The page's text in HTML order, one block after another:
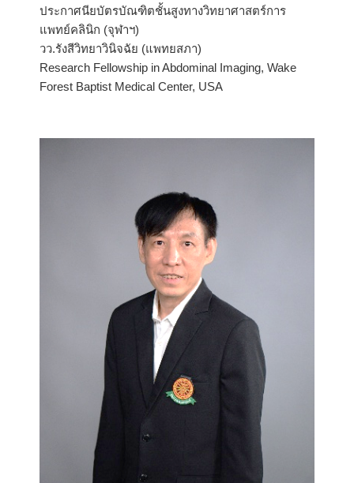
ประกาศนียบัตรบัณฑิตชั้นสูงทางวิทยาศาสตร์การ
แพทย์คลินิก (จุฬาฯ)
วว.รังสีวิทยาวินิจฉัย (แพทยสภา)
Research Fellowship in Abdominal Imaging, Wake
Forest Baptist Medical Center, USA